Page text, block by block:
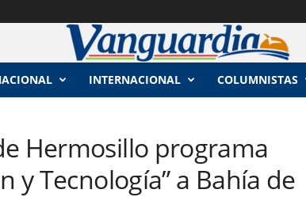
INTERNACIONAL COLUMNISTAS
Hermosillo programa
y Tecnología” a Bahía de